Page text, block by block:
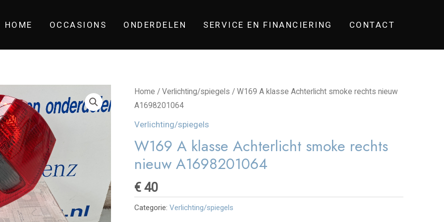
HOME OCCASIONS ONDERDELEN SERVICE EN FINANCIERING CONTACT
Home /Verlichting/spiegels / W169 A klasse Achterlicht smoke rechts nieuw
A1698201064
Verlichting/spiegels
W169 A klasse Achterlicht smoke rechts
nieuw A1698201064
€ 40
Categorie:Verlichting/spiegels